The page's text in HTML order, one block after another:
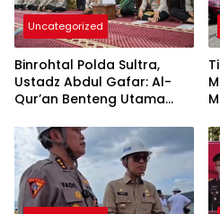
Uncategorized
Binrohtal Polda Sultra,
Ustadz Abdul Gafar: Al-
Qur’an Benteng Utama
Penyimpangan Sosial